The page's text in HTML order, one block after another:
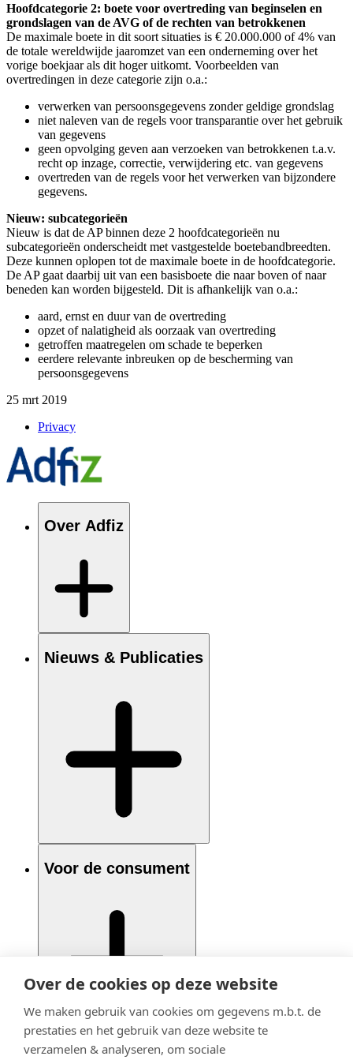
Over de cookies op deze website
We maken gebruik van cookies om gegevens m.b.t. de
prestaties en het gebruik van deze website te
verzamelen & analyseren, om sociale
Hoofdcategorie 2: boete voor overtreding van beginselen en
grondslagen van de AVG of de rechten van betrokkenen
De maximale boete in dit soort situaties is € 20.000.000 of 4% van
de totale wereldwijde jaaromzet van een onderneming over het
vorige boekjaar als dit hoger uitkomt. Voorbeelden van
overtredingen in deze categorie zijn o.a.:
verwerken van persoonsgegevens zonder geldige grondslag
niet naleven van de regels voor transparantie over het gebruik
van gegevens
geen opvolging geven aan verzoeken van betrokkenen t.a.v.
recht op inzage, correctie, verwijdering etc. van gegevens
overtreden van de regels voor het verwerken van bijzondere
gegevens.
Nieuw: subcategorieën
Nieuw is dat de AP binnen deze 2 hoofdcategorieën nu
subcategorieën onderscheidt met vastgestelde boetebandbreedten.
Deze kunnen oplopen tot de maximale boete in de hoofdcategorie.
De AP gaat daarbij uit van een basisboete die naar boven of naar
beneden kan worden bijgesteld. Dit is afhankelijk van o.a.:
aard, ernst en duur van de overtreding
opzet of nalatigheid als oorzaak van overtreding
getroffen maatregelen om schade te beperken
eerdere relevante inbreuken op de bescherming van
persoonsgegevens
25 mrt 2019
Privacy
Over Adfiz
Nieuws & Publicaties
Voor de consument